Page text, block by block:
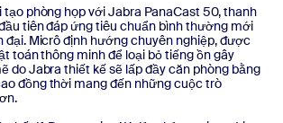
phòng họp với Jabra PanaCast 50, thanh
tiên đáp ứng tiêu chuẩn bình thường mới
đại. Micrô định hướng chuyên nghiệp, được
toán thông minh để loại bỏ tiếng ồn gây
do Jabra thiết kế sẽ lấp đầy căn phòng bằng
đồng thời mang đến những cuộc trò